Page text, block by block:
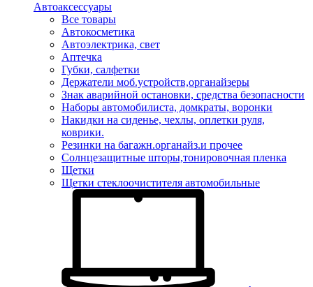
Автоаксессуары
Все товары
Автокосметика
Автоэлектрика, свет
Аптечка
Губки, салфетки
Держатели моб.устройств,органайзеры
Знак аварийной остановки, средства безопасности
Наборы автомобилиста, домкраты, воронки
Накидки на сиденье, чехлы, оплетки руля,
коврики.
Резинки на багажн.органайз.и прочее
Солнцезащитные шторы,тонировочная пленка
Щетки
Щетки стеклоочистителя автомобильные